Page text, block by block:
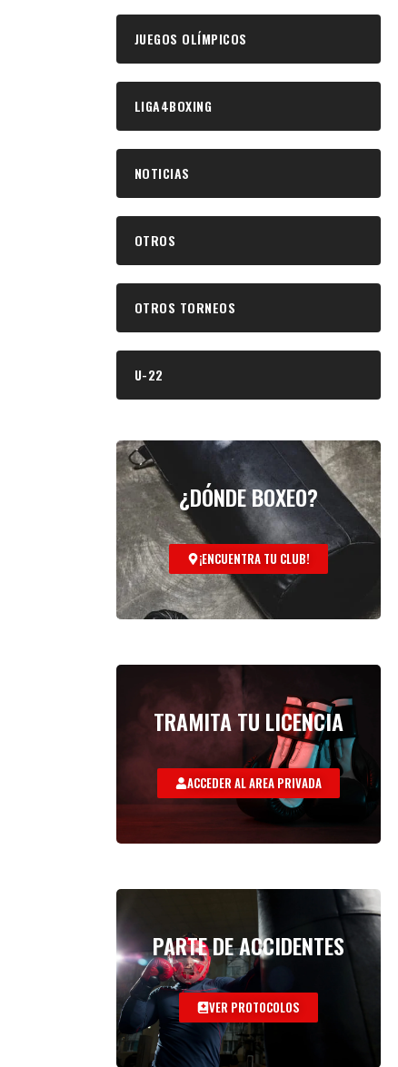
JUEGOS OLÍMPICOS
LIGA4BOXING
NOTICIAS
OTROS
OTROS TORNEOS
U-22
¿DÓNDE BOXEO?
¡ENCUENTRA TU CLUB!
TRAMITA TU LICENCIA
ACCEDER AL AREA PRIVADA
PARTE DE ACCIDENTES
VER PROTOCOLOS